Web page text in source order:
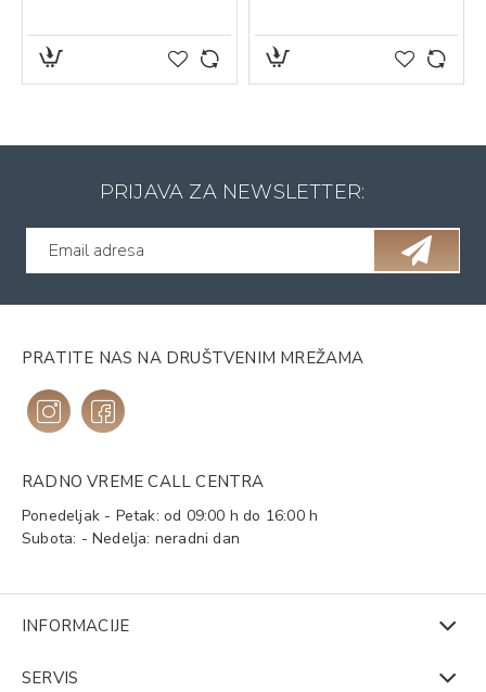
PRIJAVA ZA NEWSLETTER:
PRATITE NAS NA DRUŠTVENIM MREŽAMA
RADNO VREME CALL CENTRA
Ponedeljak - Petak: od 09:00 h do 16:00 h
Subota: - Nedelja: neradni dan
INFORMACIJE
SERVIS